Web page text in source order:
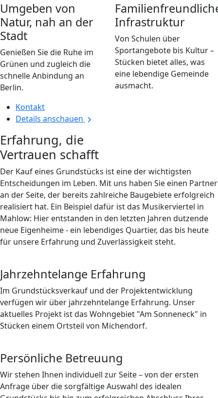
Umgeben von
Natur, nah an der
Stadt
Genießen Sie die Ruhe im
Grünen und zugleich die
schnelle Anbindung an
Berlin.
Infrastruktur
Von Schulen über
Sportangebote bis Kultur –
Stücken bietet alles, was
eine lebendige Gemeinde
ausmacht.
Kontakt
Details anschauen
Erfahrung, die
Vertrauen schafft
Der Kauf eines Grundstücks ist eine der wichtigsten
Entscheidungen im Leben. Mit uns haben Sie einen Partner
an der Seite, der bereits zahlreiche Baugebiete erfolgreich
realisiert hat. Ein Beispiel dafür ist das Musikerviertel in
Mahlow: Hier entstanden in den letzten Jahren dutzende
neue Eigenheime - ein lebendiges Quartier, das bis heute
für unsere Erfahrung und Zuverlässigkeit steht.
Jahrzehntelange Erfahrung
Im Grundstücksverkauf und der Projektentwicklung
verfügen wir über jahrzehntelange Erfahrung. Unser
aktuelles Projekt ist das Wohngebiet "Am Sonneneck" in
Stücken einem Ortsteil von Michendorf.
Persönliche Betreuung
Wir stehen Ihnen individuell zur Seite – von der ersten
Anfrage über die sorgfältige Auswahl des idealen